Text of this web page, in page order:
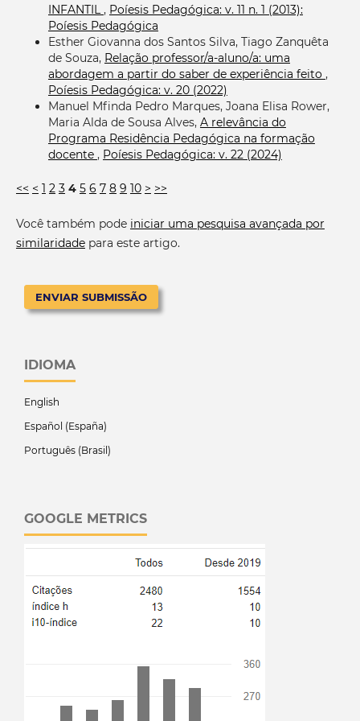
INFANTIL, Poíesis Pedagógica: v. 11 n. 1 (2013):
Poíesis Pedagógica
Esther Giovanna dos Santos Silva, Tiago Zanquêta
de Souza, Relação professor/a-aluno/a: uma
abordagem a partir do saber de experiência feito ,
Poíesis Pedagógica: v. 20 (2022)
Manuel Mfinda Pedro Marques, Joana Elisa Rower,
Maria Alda de Sousa Alves, A relevância do
Programa Residência Pedagógica na formação
docente , Poíesis Pedagógica: v. 22 (2024)
<< < 1 2 3 4 5 6 7 8 9 10 > >>
Você também pode iniciar uma pesquisa avançada por
similaridadepara este artigo.
ENVIAR SUBMISSÃO
IDIOMA
English
Español (España)
Português (Brasil)
GOOGLE METRICS